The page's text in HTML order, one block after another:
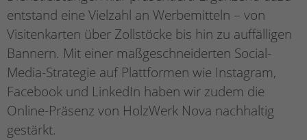
entstand eine Vielzahl an Werbemitteln – von
Visitenkarten über Zollstöcke bis hin zu auffälligen
Bannern. Mit einer maßgeschneiderten Social-
Media-Strategie auf Plattformen wie Instagram,
Facebook und LinkedIn haben wir zudem die
Online-Präsenz von HolzWerk Nova nachhaltig
gestärkt.